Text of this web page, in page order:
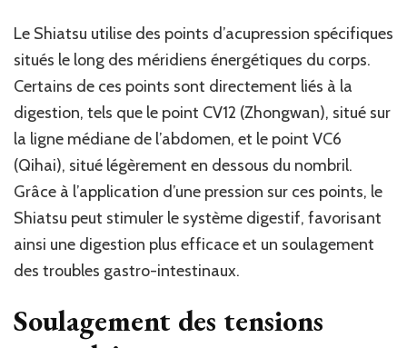
Le Shiatsu utilise des points d’acupression spécifiques
situés le long des méridiens énergétiques du corps.
Certains de ces points sont directement liés à la
digestion, tels que le point CV12 (Zhongwan), situé sur
la ligne médiane de l’abdomen, et le point VC6
(Qihai), situé légèrement en dessous du nombril.
Grâce à l’application d’une pression sur ces points, le
Shiatsu peut stimuler le système digestif, favorisant
ainsi une digestion plus efficace et un soulagement
des troubles gastro-intestinaux.
Soulagement des tensions